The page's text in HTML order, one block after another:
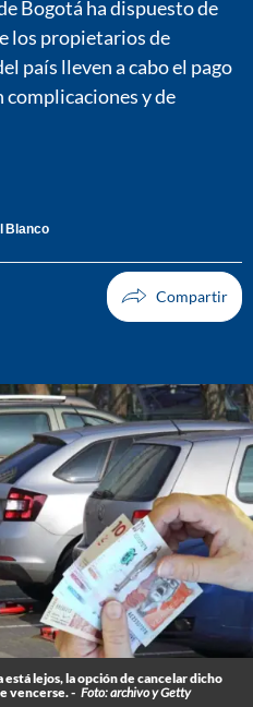
Bogotá ha dispuesto de
los propietarios de
país lleven a cabo el pago
y de
Blanco
lejos, la opción de cancelar dicho
vencerse. - Foto: archivo y Getty